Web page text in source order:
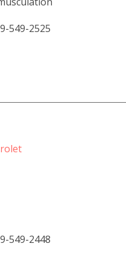
549-2525
549-2448